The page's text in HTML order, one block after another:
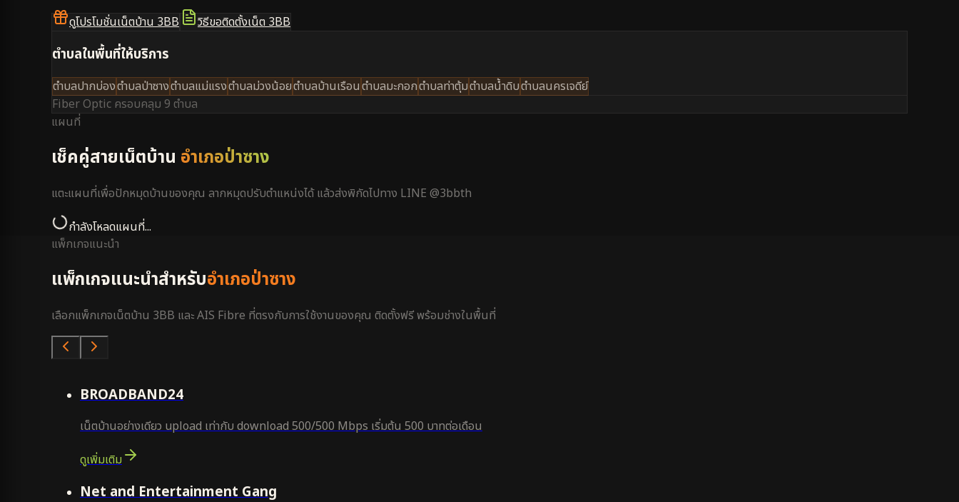
ดูโปรโมชั่นเน็ตบ้าน 3BB วิธีขอติดตั้งเน็ต 3BB
ตำบลในพื้นที่ให้บริการ
ตำบลปากบ่องตำบลป่าซางตำบลแม่แรงตำบลม่วงน้อยตำบลบ้านเรือนตำบลมะกอกตำบลท่าตุ้มตำบลน้ำดิบตำบลนครเจดีย์
Fiber Optic ครอบคลุม 9 ตำบล
แผนที่
เช็คคู่สายเน็ตบ้าน อำเภอป่าซาง
แตะแผนที่เพื่อปักหมุดบ้านของคุณ ลากหมุดปรับตำแหน่งได้ แล้วส่งพิกัดไปทาง LINE @3bbth
กำลังโหลดแผนที่...
แพ็กเกจแนะนำ
แพ็กเกจแนะนำสำหรับอำเภอป่าซาง
เลือกแพ็กเกจเน็ตบ้าน 3BB และ AIS Fibre ที่ตรงกับการใช้งานของคุณ ติดตั้งฟรี พร้อมช่างในพื้นที่
BROADBAND24
เน็ตบ้านอย่างเดียว upload เท่ากับ download 500/500 Mbps เริ่มต้น 500 บาทต่อเดือน
ดูเพิ่มเติม
Net and Entertainment Gang